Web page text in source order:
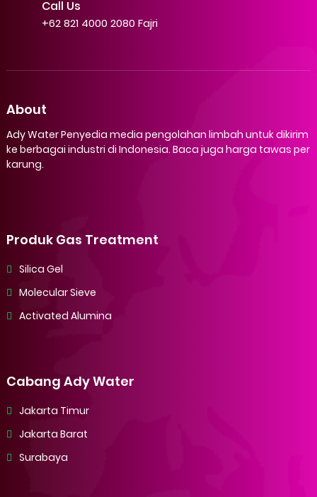
Call Us
+62 821 4000 2080 Fajri
About
Ady Water Penyedia media pengolahan limbah untuk dikirim
ke berbagai industri di Indonesia. Baca juga harga tawas per
karung.
Produk Gas Treatment
Silica Gel
Molecular Sieve
Activated Alumina
Cabang Ady Water
Jakarta Timur
Jakarta Barat
Surabaya